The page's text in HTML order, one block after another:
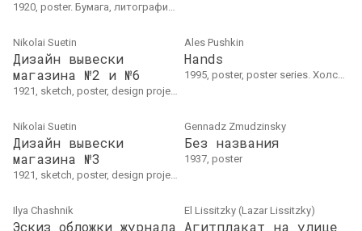
1920, poster. Бумага, литография73 × 46 см
Nikolai Suetin
Дизайн вывески
магазина №2 и №6
1921, sketch, poster, design project
Ales Pushkin
Hands
1995, poster, poster series. Холст, масло
Nikolai Suetin
Дизайн вывески
магазина №3
1921, sketch, poster, design project
Gennadz Zmudzinsky
Без названия
1937, poster
Ilya Chashnik
Эскиз обложки журнала
El Lissitzky (Lazar Lissitzky)
Агитплакат на улице